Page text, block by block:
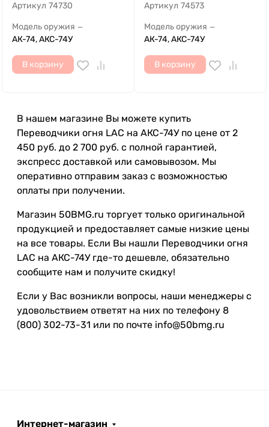
Артикул 74730
Модель оружия —
АК-74, АКС-74У
В корзину
Артикул 74573
Модель оружия —
АК-74, АКС-74У
В корзину
В нашем магазине Вы можете купить
Переводчики огня LAC на АКС-74У по цене от 2
450 руб. до 2 700 руб. с полной гарантией,
экспресс доставкой или самовывозом. Мы
оперативно отправим заказ с возможностью
оплаты при получении.
Магазин 50BMG.ru торгует только оригинальной
продукцией и предоставляет самые низкие цены
на все товары. Если Вы нашли Переводчики огня
LAC на АКС-74У где-то дешевле, обязательно
сообщите нам и получите скидку!
Если у Вас возникли вопросы, наши менеджеры с
удовольствием ответят на них по телефону 8
(800) 302-73-31 или по почте info@50bmg.ru
Интернет-магазин